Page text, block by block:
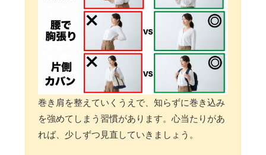
巻き肩を整えていくうえで、知らずに巻き込み
を強めてしまう習慣があります。心当たりがあ
れば、少しずつ見直していきましょう。